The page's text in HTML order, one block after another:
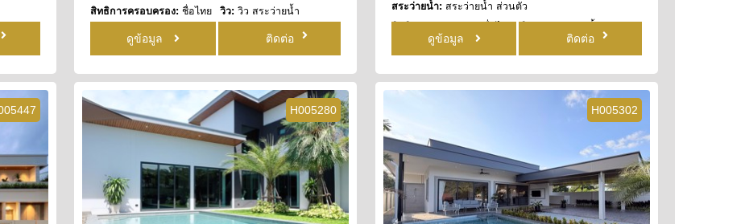
สิทธิการครอบครอง: ชื่อไทย วิว: วิว สระว่ายน้ำ
ดูข้อมูล ติดต่อ
สระว่ายน้ำ: สระว่ายน้ำ ส่วนตัว
ดูข้อมูล ติดต่อ
H005280 H005302